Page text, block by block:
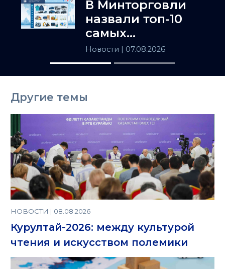
Азию
В Минторговли
назвали топ-10
самых
популярных
товаров в
Казахстане
Новости | 07.08.2026
Другие темы
НОВОСТИ | 08.08.2026
Курултай-2026: между культурой
чтения и искусством полемики